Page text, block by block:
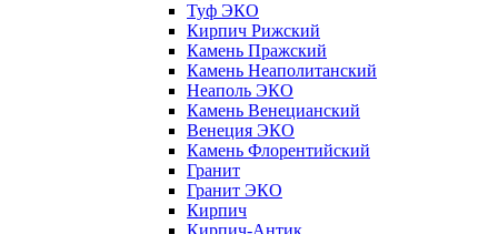
Туф ЭКО
Кирпич Рижский
Камень Пражский
Камень Неаполитанский
Неаполь ЭКО
Камень Венецианский
Венеция ЭКО
Камень Флорентийский
Гранит
Гранит ЭКО
Кирпич
Кирпич-Антик